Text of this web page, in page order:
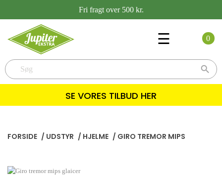
Fri fragt over 500 kr.
Toggle
☰

0
SE VORES TILBUD HER
FORSIDE / UDSTYR / HJELME / GIRO TREMOR MIPS